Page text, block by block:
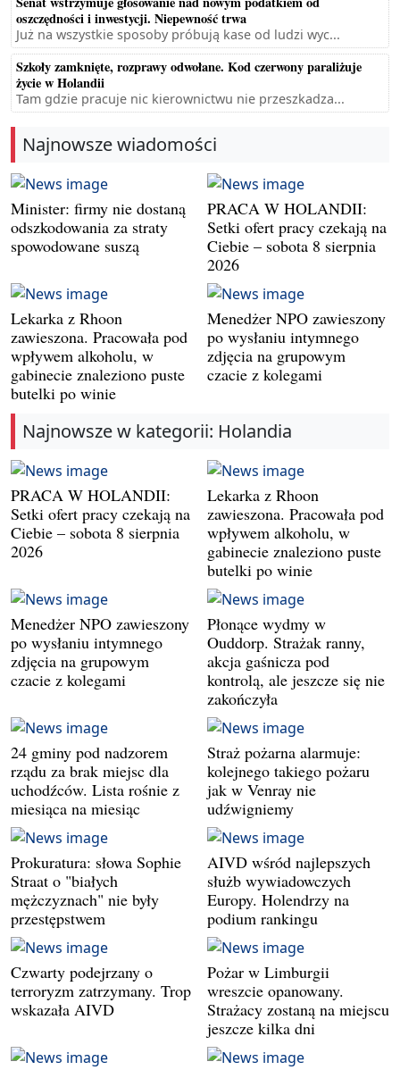
oszczędności i inwestycji. Niepewność trwa
Już na wszystkie sposoby próbują kase od ludzi wyc...
Szkoły zamknięte, rozprawy odwołane. Kod czerwony paraliżuje
życie w Holandii
Tam gdzie pracuje nic kierownictwu nie przeszkadza...
Najnowsze wiadomości
Minister: firmy nie dostaną
odszkodowania za straty
spowodowane suszą
PRACA W HOLANDII:
Setki ofert pracy czekają na
Ciebie – sobota 8 sierpnia
2026
Lekarka z Rhoon
zawieszona. Pracowała pod
wpływem alkoholu, w
gabinecie znaleziono puste
butelki po winie
Menedżer NPO zawieszony
po wysłaniu intymnego
zdjęcia na grupowym
czacie z kolegami
Najnowsze w kategorii: Holandia
PRACA W HOLANDII:
Setki ofert pracy czekają na
Ciebie – sobota 8 sierpnia
2026
Lekarka z Rhoon
zawieszona. Pracowała pod
wpływem alkoholu, w
gabinecie znaleziono puste
butelki po winie
Menedżer NPO zawieszony
po wysłaniu intymnego
zdjęcia na grupowym
czacie z kolegami
Płonące wydmy w
Ouddorp. Strażak ranny,
akcja gaśnicza pod
kontrolą, ale jeszcze się nie
zakończyła
24 gminy pod nadzorem
rządu za brak miejsc dla
uchodźców. Lista rośnie z
miesiąca na miesiąc
Straż pożarna alarmuje:
kolejnego takiego pożaru
jak w Venray nie
udźwigniemy
Prokuratura: słowa Sophie
Straat o "białych
mężczyznach" nie były
przestępstwem
AIVD wśród najlepszych
służb wywiadowczych
Europy. Holendrzy na
podium rankingu
Czwarty podejrzany o
terroryzm zatrzymany. Trop
wskazała AIVD
Pożar w Limburgii
wreszcie opanowany.
Strażacy zostaną na miejscu
jeszcze kilka dni